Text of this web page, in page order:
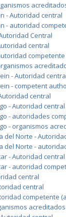
- Autoridad central
- autoridad
Central
central
competente
- Autoridad
- competent
central
- Autoridad central
- autoridades
- organismos
del Norte -
del Norte -
- Autoridad central
- autoridad
central
central
competente
acreditados